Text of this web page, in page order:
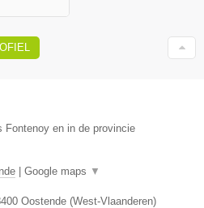
Fontenoy en in de provincie
| Google maps ▼
Oostende (West-Vlaanderen)